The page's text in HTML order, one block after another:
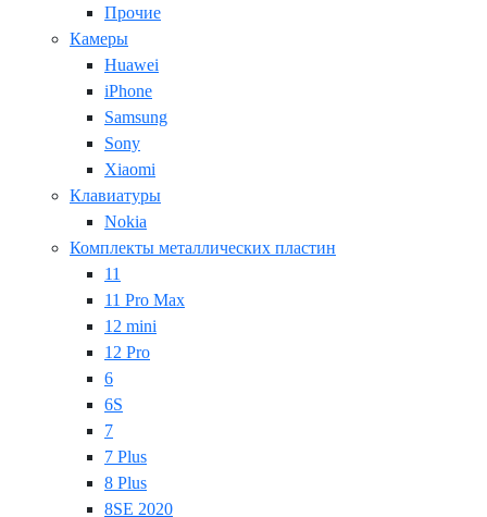
Прочие
Камеры
Huawei
iPhone
Samsung
Sony
Xiaomi
Клавиатуры
Nokia
Комплекты металлических пластин
11
11 Pro Max
12 mini
12 Pro
6
6S
7
7 Plus
8 Plus
8SE 2020